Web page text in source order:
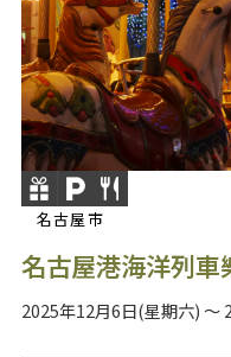
名古屋市
名古屋港海洋列車
2025年12月6日(星期六) ～